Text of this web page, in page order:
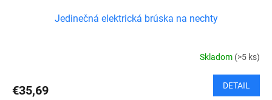
Jedinečná elektrická brúska na nechty
Skladom (>5 ks)
€35,69 DETAIL